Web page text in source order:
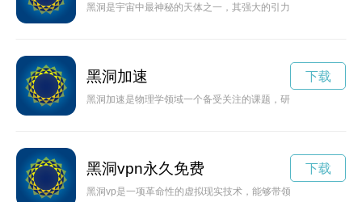
黑洞是宇宙中最神秘的天体之一，其强大的引力场让一切都无
黑洞加速
黑洞加速是物理学领域一个备受关注的课题，研究人员通过不
下载
黑洞vpn永久免费
黑洞vp是一项革命性的虚拟现实技术，能够带领用户身临其境
下载